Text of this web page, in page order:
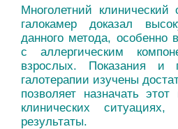
Многолетний клинический
галокамер доказал
данного метода, особенно
с аллергическим
взрослых. Показания и
галотерапии изучены
позволяет назначать
клинических
результаты.